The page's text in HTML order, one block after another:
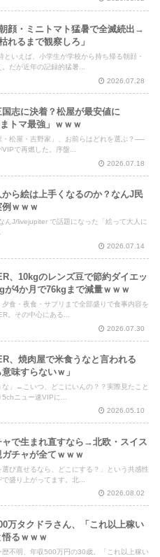
朝顔・ミニトマト猛暑で全滅続出→
れるまで観察しろ」
といえば、小学生が学校から持ち帰る朝顔・
。だが近年の記録的猛暑...
2026.07.28
国志に決着？松屋が最安値に
トマ最強」ｗｗｗ
・松屋・吉野家」、お前らはどれを選ぶ？──
VIPで再燃した。序盤...
2026.07.18
から絵は上手くなるのか？なんJ民
ｗｗｗ
んJ/livejupiter で話題になった「絵って大人に
2026.07.14
、10kgのレンズ豆で節約ダイエッ
が4か月で76kgまで減量ｗｗｗ
食・夜食・サプリまで全部盛りで食事内容を
。その中心にある...
2026.07.30
、焼肉屋で米食うなと言われる
味すらないｗ」
な」←こいつ、どこにいんの？？実際見たこと
ニュー速VIPに...
2026.05.10
ャで生まれ直すなら→北欧・スイス
チャが全てｗｗｗ
選び直せるなら、どこにする？」という共感性
盛り上がってます。北...
2026.08.02
万タクドラさん、「これ以上稼い
るｗｗｗ
歴不明、年収500万円の30歳。「これ以上稼い